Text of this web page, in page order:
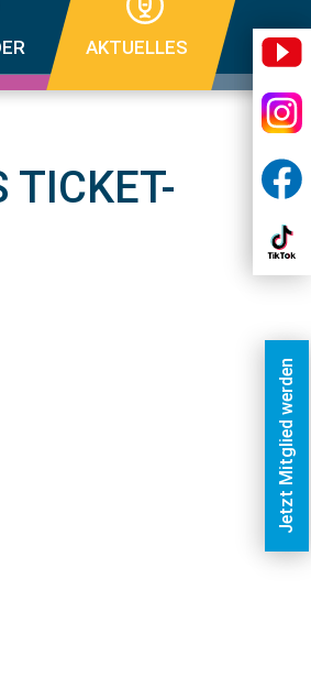
AKTUELLES
TICKET-
Jetzt Mitglied werden